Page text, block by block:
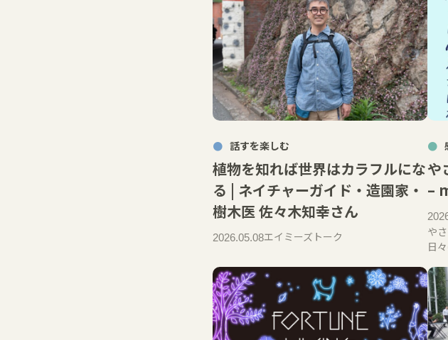
話すを楽しむ
植物を知れば世界はカラフルにな
る | ネイチャーガイド・造園家・
樹木医 佐々木知幸さん
2026.05.08エイミーズトーク
や
–
や
日